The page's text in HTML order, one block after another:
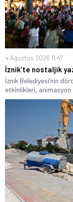
4 Ağustos 2026 11:47
İznik’te nostaljik
İznik Belediyesi’nin
etkinlikleri, animasyon